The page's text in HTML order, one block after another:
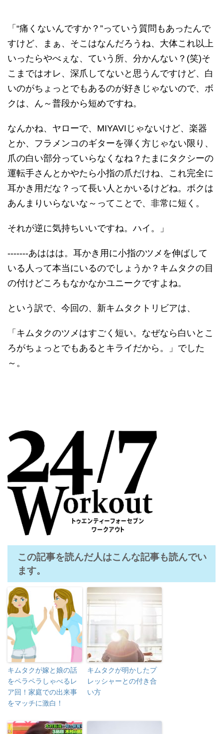
「“痛くないんですか？”っていう質問もあったんで
すけど、まぁ、そこはなんだろうね、大体これ以上
いったらやべぇな、ていう所、分かんない？(笑)そ
こまではオレ、深爪してないと思うんですけど、白
いのがちょっとでもあるのが好きじゃないので、ボ
クは、ん～普段から短めですね。
なんかね、ヤローで、MIYAVIじゃないけど、楽器
とか、フラメンコのギターを弾く方じゃない限り、
爪の白い部分っていらなくなね？たまにタクシーの
運転手さんとかやたら小指の爪だけね、これ完全に
耳かき用だな？って長い人とかいるけどね。ボクは
あんまりいらないな～ってことで、非常に短く。
それが逆に気持ちいいですね。ハイ。」
-------あははは。耳かき用に小指のツメを伸ばして
いる人って本当にいるのでしょうか？キムタクの目
の付けどころもなかなかユニークですよね。
という訳で、今回の、新キムタクトリビアは、
「キムタクのツメはすごく短い。なぜなら白いとこ
ろがちょっとでもあるとキライだから。」でした
～。
この記事を読んだ人はこんな記事も読んでい
ます。
キムタクが嫁と娘の話
をペラペラしゃべるレ
ア回！家庭での出来事
をマッチに激白！
キムタクが明かしたプ
レッシャーとの付き合
い方